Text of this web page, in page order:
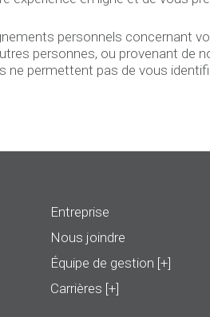
personnels concernant
personnes, ou provenant de
ne permettent pas de vous
Entreprise
Nous joindre
Équipe de gestion [+]
Carrières [+]